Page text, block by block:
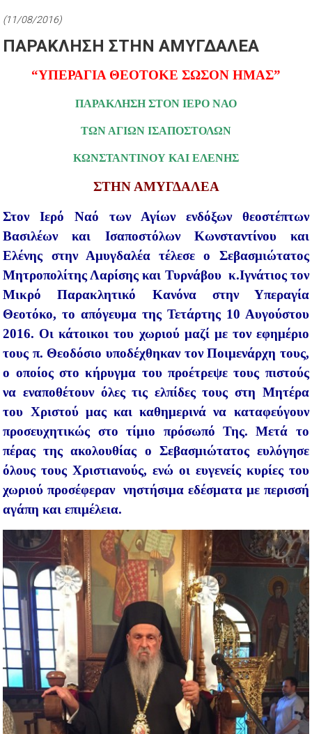
(11/08/2016)
ΠΑΡΑΚΛΗΣΗ ΣΤΗΝ ΑΜΥΓΔΑΛΕΑ
“ΥΠΕΡΑΓΙΑ ΘΕΟΤΟΚΕ ΣΩΣΟΝ ΗΜΑΣ”
ΠΑΡΑΚΛΗΣΗ ΣΤΟΝ ΙΕΡΟ ΝΑΟ
ΤΩΝ ΑΓΙΩΝ ΙΣΑΠΟΣΤΟΛΩΝ
ΚΩΝΣΤΑΝΤΙΝΟΥ ΚΑΙ ΕΛΕΝΗΣ
ΣΤΗΝ ΑΜΥΓΔΑΛΕΑ
Στον Ιερό Ναό των Αγίων ενδόξων θεοστέπτων
Βασιλέων και Ισαποστόλων Κωνσταντίνου και
Ελένης στην Αμυγδαλέα τέλεσε ο Σεβασμιώτατος
Μητροπολίτης Λαρίσης και Τυρνάβου κ.Ιγνάτιος τον
Μικρό Παρακλητικό Κανόνα στην Υπεραγία
Θεοτόκο, το απόγευμα της Τετάρτης 10 Αυγούστου
2016. Οι κάτοικοι του χωριού μαζί με τον εφημέριο
τους π. Θεοδόσιο υποδέχθηκαν τον Ποιμενάρχη τους,
ο οποίος στο κήρυγμα του προέτρεψε τους πιστούς
να εναποθέτουν όλες τις ελπίδες τους στη Μητέρα
του Χριστού μας και καθημερινά να καταφεύγουν
προσευχητικώς στο τίμιο πρόσωπό Της. Μετά το
πέρας της ακολουθίας ο Σεβασμιώτατος ευλόγησε
όλους τους Χριστιανούς, ενώ οι ευγενείς κυρίες του
χωριού προσέφεραν νηστήσιμα εδέσματα με περισσή
αγάπη και επιμέλεια.